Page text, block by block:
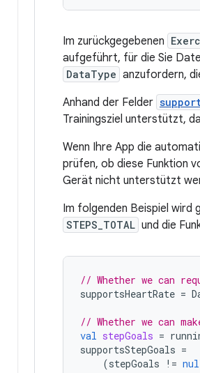
Im zurückgegebenen
aufgeführt, für die Sie
DataType anzufordern,
Anhand der Felder
Trainingsziel unterstützt,
Wenn Ihre App die
prüfen, ob diese Funktion
Gerät nicht unterstützt
Im folgenden Beispiel
STEPS_TOTAL und die
// Whether we can
supportsHeartRate =
// Whether we can
val stepGoals =
supportsStepGoals =
(stepGoals !=